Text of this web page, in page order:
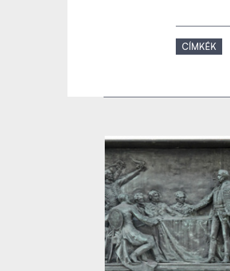
CÍMKÉK